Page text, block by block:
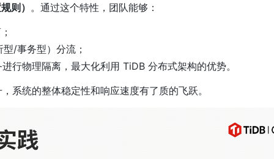
则） 。通过这个特性，团队能够：
/事务型）分流；
行物理隔离，最大化利用 TiDB 分布式架构的优势。
系统的整体稳定性和响应速度有了质的飞跃。